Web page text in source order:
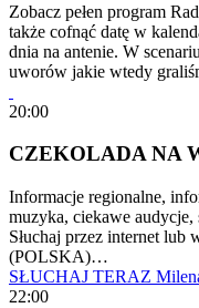
Zobacz pełen program
także cofnąć datę w
dnia na antenie. W
uworów jakie wtedy
20:00
CZEKOLADA NA
Informacje regionalne,
muzyka, ciekawe audycje,
Słuchaj przez internet
(POLSKA)…
SŁUCHAJ TERAZ
22:00